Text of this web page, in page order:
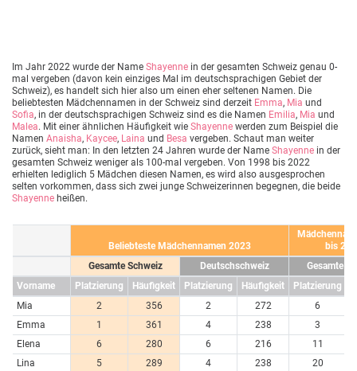
Im Jahr 2022 wurde der Name Shayenne in der gesamten Schweiz genau 0-
mal vergeben (davon kein einziges Mal im deutschsprachigen Gebiet der
Schweiz), es handelt sich hier also um einen eher seltenen Namen. Die
beliebtesten Mädchennamen in der Schweiz sind derzeit Emma, Mia und
Sofia, in der deutschsprachigen Schweiz sind es die Namen Emilia, Mia und
Malea. Mit einer ähnlichen Häufigkeit wie Shayenne werden zum Beispiel die
Namen Anaisha, Kaycee, Laina und Besa vergeben. Schaut man weiter
zurück, sieht man: In den letzten 24 Jahren wurde der Name Shayenne in der
gesamten Schweiz weniger als 100-mal vergeben. Von 1998 bis 2022
erhielten lediglich 5 Mädchen diesen Namen, es wird also ausgesprochen
selten vorkommen, dass sich zwei junge Schweizerinnen begegnen, die beide
Shayenne heißen.
Beliebteste Mädchennamen 2023
bis
Gesamte Schweiz
Deutschschweiz
Gesamte
Vorname
Platzierung Häufigkeit Platzierung Häufigkeit Platzierung
Mia
2 356 2 272
6
Emma
1 361 4 238
3
Elena
6 280 6 216
11
Lina
5 289 4 238
20